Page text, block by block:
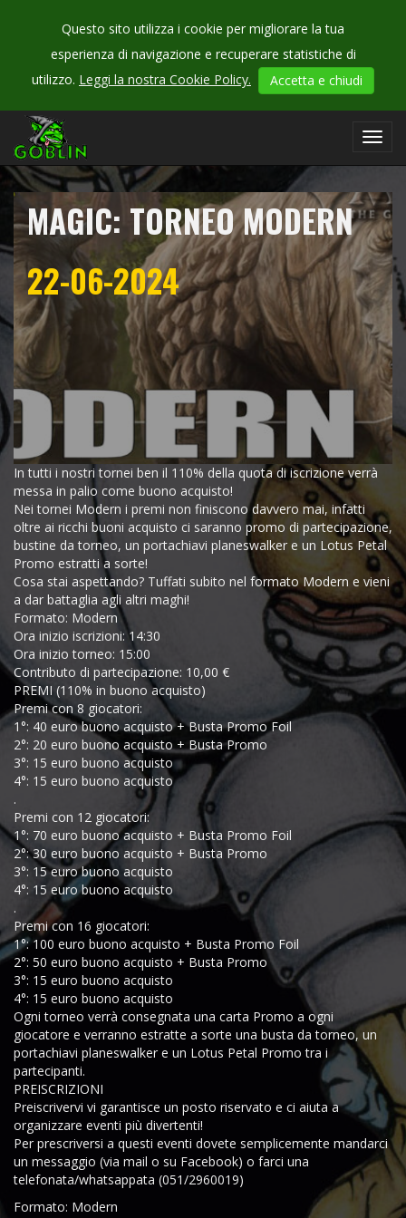
Questo sito utilizza i cookie per migliorare la tua
esperienza di navigazione e recuperare statistiche di
utilizzo. Leggi la nostra Cookie Policy. Accetta e chiudi
CHECK
OUR
MAGIC: TORNEO MODERN
22-06-2024
In tutti i nostri tornei ben il 110% della quota di iscrizione verrà
messa in palio come buono acquisto!
Nei tornei Modern i premi non finiscono davvero mai, infatti
oltre ai ricchi buoni acquisto ci saranno promo di partecipazione,
bustine da torneo, un portachiavi planeswalker e un Lotus Petal
Promo estratti a sorte!
Cosa stai aspettando? Tuffati subito nel formato Modern e vieni
a dar battaglia agli altri maghi!
Formato: Modern
Ora inizio iscrizioni: 14:30
Ora inizio torneo: 15:00
Contributo di partecipazione: 10,00 €
PREMI (110% in buono acquisto)
Premi con 8 giocatori:
1°: 40 euro buono acquisto + Busta Promo Foil
2°: 20 euro buono acquisto + Busta Promo
3°: 15 euro buono acquisto
4°: 15 euro buono acquisto
.
Premi con 12 giocatori:
1°: 70 euro buono acquisto + Busta Promo Foil
2°: 30 euro buono acquisto + Busta Promo
3°: 15 euro buono acquisto
4°: 15 euro buono acquisto
.
Premi con 16 giocatori:
1°: 100 euro buono acquisto + Busta Promo Foil
2°: 50 euro buono acquisto + Busta Promo
3°: 15 euro buono acquisto
4°: 15 euro buono acquisto
Ogni torneo verrà consegnata una carta Promo a ogni
giocatore e verranno estratte a sorte una busta da torneo, un
portachiavi planeswalker e un Lotus Petal Promo tra i
partecipanti.
PREISCRIZIONI
Preiscrivervi vi garantisce un posto riservato e ci aiuta a
organizzare eventi più divertenti!
Per prescriversi a questi eventi dovete semplicemente mandarci
un messaggio (via mail o su Facebook) o farci una
telefonata/whatsappata (051/2960019)
Formato: Modern